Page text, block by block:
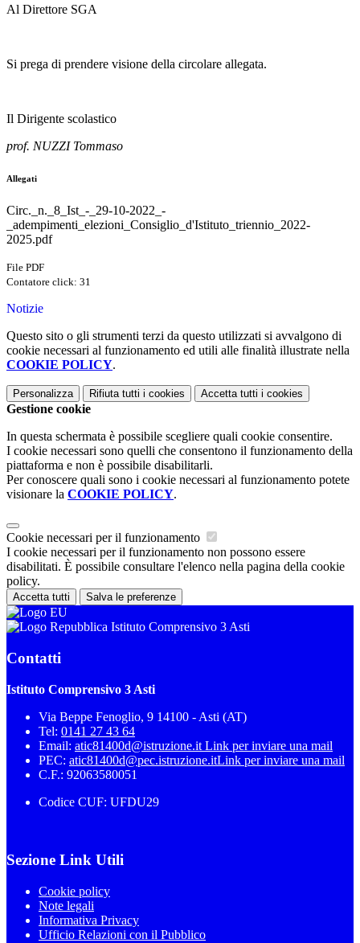
Al Direttore SGA
Si prega di prendere visione della circolare allegata.
Il Dirigente scolastico
prof. NUZZI Tommaso
Allegati
Circ._n._8_Ist_-_29-10-2022_-
_adempimenti_elezioni_Consiglio_d'Istituto_triennio_2022-
2025.pdf
File PDF
Contatore click: 31
Notizie
Questo sito o gli strumenti terzi da questo utilizzati si avvalgono di
cookie necessari al funzionamento ed utili alle finalità illustrate nella
COOKIE POLICY.
Personalizza Rifiuta tutti i cookies Accetta tutti i cookies
Gestione cookie
In questa schermata è possibile scegliere quali cookie consentire.
I cookie necessari sono quelli che consentono il funzionamento della
piattaforma e non è possibile disabilitarli.
Per conoscere quali sono i cookie necessari al funzionamento potete
visionare la COOKIE POLICY.
Cookie necessari per il funzionamento
I cookie necessari per il funzionamento non possono essere
disabilitati. È possibile consultare l'elenco nella pagina della cookie
policy.
Accetta tutti Salva le preferenze
Istituto Comprensivo 3 Asti
Contatti
Istituto Comprensivo 3 Asti
Via Beppe Fenoglio, 9 14100 - Asti (AT)
Tel: 0141 27 43 64
Email: atic81400d@istruzione.it Link per inviare una mail
PEC: atic81400d@pec.istruzione.itLink per inviare una mail
C.F.: 92063580051
Codice CUF: UFDU29
Sezione Link Utili
Cookie policy
Note legali
Informativa Privacy
Ufficio Relazioni con il Pubblico